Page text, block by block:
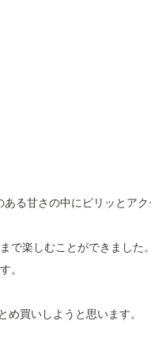
る甘さの中にピリッとア
で楽しむことができました。
。
買いしようと思います。